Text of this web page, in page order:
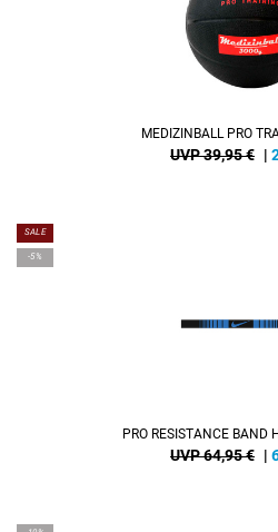
MEDIZINBALL PRO
UVP 39,95 € |
SALE
-5%
PRO RESISTANCE BAND
UVP 64,95 € |